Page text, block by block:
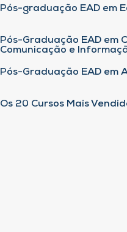
Pós-graduação EAD em
Pós-Graduação EAD em
Comunicação e
Pós-Graduação EAD em
Os 20 Cursos Mais